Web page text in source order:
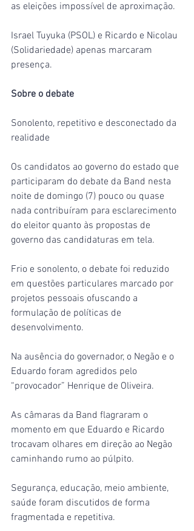
as eleições impossível de aproximação.
Israel Tuyuka (PSOL) e Ricardo e Nicolau
(Solidariedade) apenas marcaram
presença.
Sobre o debate
Sonolento, repetitivo e desconectado da
realidade
Os candidatos ao governo do estado que
participaram do debate da Band nesta
noite de domingo (7) pouco ou quase
nada contribuíram para esclarecimento
do eleitor quanto às propostas de
governo das candidaturas em tela.
Frio e sonolento, o debate foi reduzido
em questões particulares marcado por
projetos pessoais ofuscando a
formulação de políticas de
desenvolvimento.
Na ausência do governador, o Negão e o
Eduardo foram agredidos pelo
“provocador” Henrique de Oliveira.
As câmaras da Band flagraram o
momento em que Eduardo e Ricardo
trocavam olhares em direção ao Negão
caminhando rumo ao púlpito.
Segurança, educação, meio ambiente,
saúde foram discutidos de forma
fragmentada e repetitiva.